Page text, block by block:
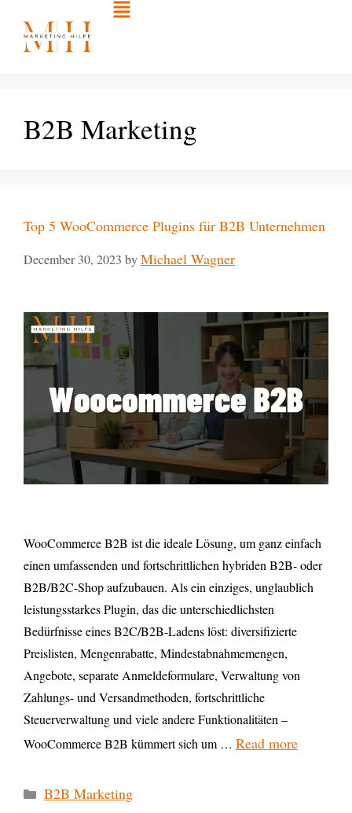
B2B Marketing
Top 5 WooCommerce Plugins für B2B Unternehmen
December 30, 2023 byMichael Wagner
WooCommerce B2B ist die ideale Lösung, um ganz einfach
einen umfassenden und fortschrittlichen hybriden B2B- oder
B2B/B2C-Shop aufzubauen. Als ein einziges, unglaublich
leistungsstarkes Plugin, das die unterschiedlichsten
Bedürfnisse eines B2C/B2B-Ladens löst: diversifizierte
Preislisten, Mengenrabatte, Mindestabnahmemengen,
Angebote, separate Anmeldeformulare, Verwaltung von
Zahlungs- und Versandmethoden, fortschrittliche
Steuerverwaltung und viele andere Funktionalitäten –
WooCommerce B2B kümmert sich um … Read more
B2B Marketing